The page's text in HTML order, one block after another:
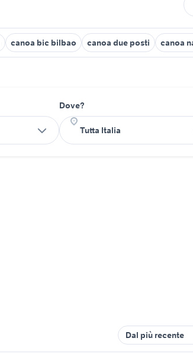
canoa bic bilbao canoa due posti canoa
Dove?
Dal più recente